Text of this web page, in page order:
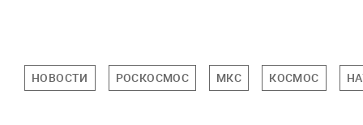
НОВОСТИ РОСКОСМОС МКС КОСМОС